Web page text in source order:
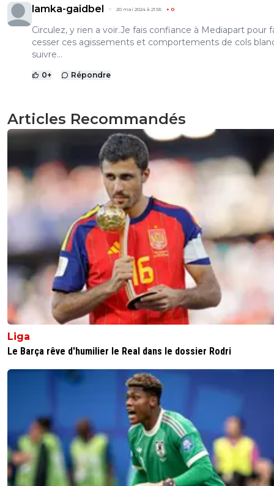
lamka-gaidbel 20 mai 2024 à 21:55 + 0
Circulez, y rien a voir.Je fais confiance à Mediapart pour
cesser ces agissements et comportements de cols
suivre...
0+ Répondre
Articles Recommandés
Liga
Le Barça rêve d'humilier le Real dans le dossier Rodri